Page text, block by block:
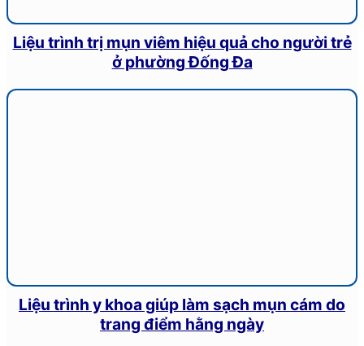
Liệu trình trị mụn viêm hiệu quả cho người trẻ
ở phường Đống Đa
Liệu trình y khoa giúp làm sạch mụn cám do
trang điểm hằng ngày